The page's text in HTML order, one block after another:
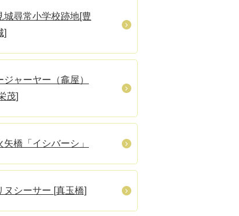
城尋常小学校跡地[豊
]
ジャーヤー（龕屋）
茂]
矢橋「イシバーシ」
ヌシーサー [真玉橋]